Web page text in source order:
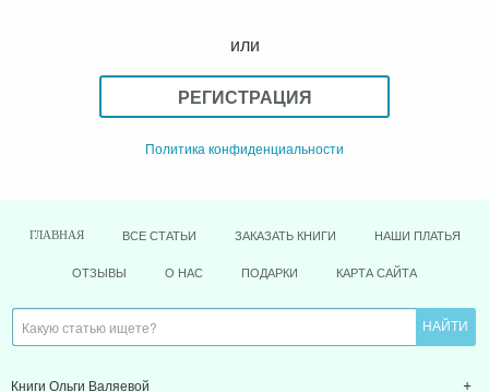
или
РЕГИСТРАЦИЯ
Политика конфиденциальности
ГЛАВНАЯ ВСЕ СТАТЬИ ЗАКАЗАТЬ КНИГИ НАШИ ПЛАТЬЯ
ОТЗЫВЫ О НАС ПОДАРКИ КАРТА САЙТА
Книги Ольги Валяевой